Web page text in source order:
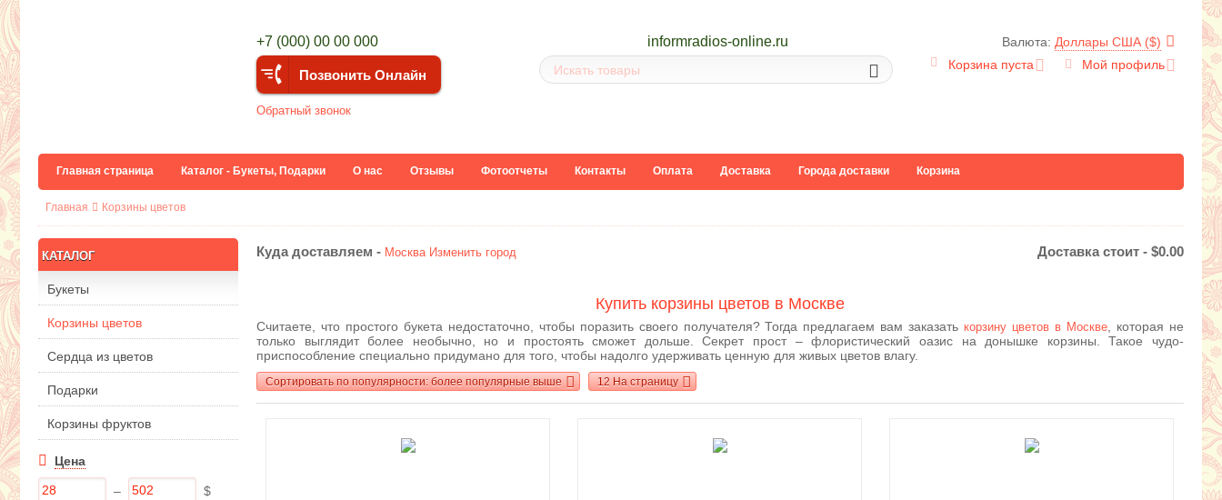
+7 (000) 00 00 000
Позвонить Онлайн
Обратный звонок
informradios-online.ru Валюта: Доллары США ($)
Мой профиль
Корзина пуста
Главная страница Каталог - Букеты, Подарки О нас Отзывы Фотоотчеты Контакты Оплата Доставка Города доставки Корзина
Главная Корзины цветов
КАТАЛОГ
Букеты
Корзины цветов
Сердца из цветов
Подарки
Корзины фруктов
Цена
– $
Куда доставляем - Москва Изменить город Доставка стоит - $0.00
Купить корзины цветов в Москве
Считаете, что простого букета недостаточно, чтобы поразить своего получателя? Тогда предлагаем вам заказатькорзину цветов в Москве, которая не
только выглядит более необычно, но и простоять сможет дольше. Секрет прост – флористический оазис на донышке корзины. Такое чудо-
приспособление специально придумано для того, чтобы надолго удерживать ценную для живых цветов влагу.
Сортировать по популярности: более популярные выше 12 На страницу